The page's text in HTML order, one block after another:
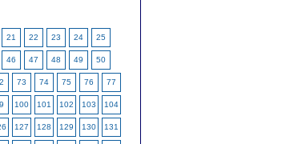
21 22 23 24 25
46 47 48 49 50
73 74 75 76 77
100 101 102 103 104
127 128 129 130 131